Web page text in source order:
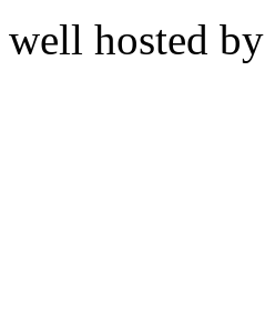
well hosted by